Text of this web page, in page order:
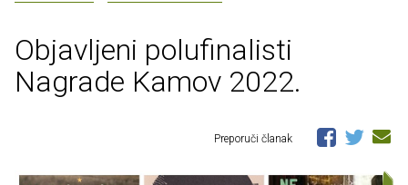
Objavljeni polufinalisti
Nagrade Kamov 2022.
Preporuči članak